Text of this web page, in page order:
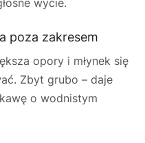
wycie.
poza zakresem
opory i młynek się
Zbyt grubo – daje
o wodnistym